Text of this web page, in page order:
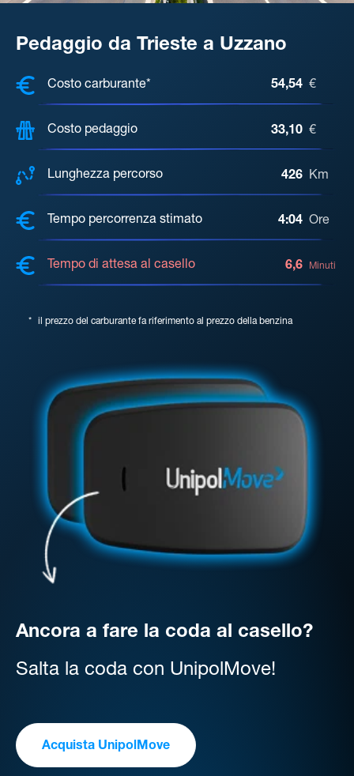
Pedaggio da Trieste a Uzzano
COSTI, DISTANZA, TEMPO DI
Costo carburante* 54,54 €
Costo pedaggio 33,10 €
Lunghezza percorso 426 Km
Tempo percorrenza stimato 4:04 Ore
Tempo di attesa al casello 6,6 Minuti
* il prezzo del carburante fa riferimento al prezzo della benzina
Ancora a fare la coda al casello?
Salta la coda con UnipolMove!
Acquista UnipolMove